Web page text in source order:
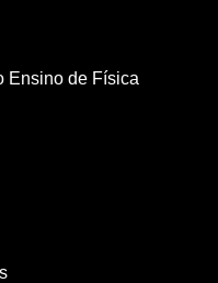
Ensino de Física